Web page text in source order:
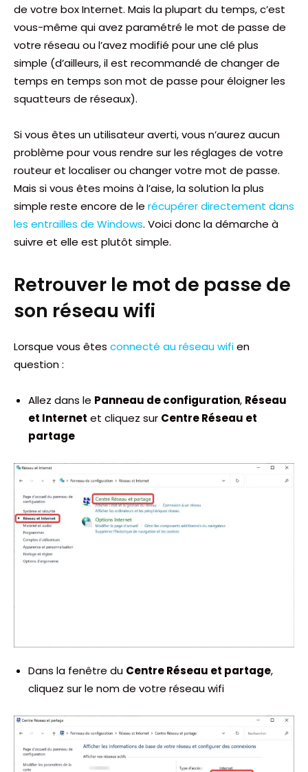
de votre box Internet. Mais la plupart du temps, c’est
vous-même qui avez paramétré le mot de passe de
votre réseau ou l’avez modifié pour une clé plus
simple (d’ailleurs, il est recommandé de changer de
temps en temps son mot de passe pour éloigner les
squatteurs de réseaux).
Si vous êtes un utilisateur averti, vous n’aurez aucun
problème pour vous rendre sur les réglages de votre
routeur et localiser ou changer votre mot de passe.
Mais si vous êtes moins à l’aise, la solution la plus
simple reste encore de le récupérer directement dans
les entrailles de Windows. Voici donc la démarche à
suivre et elle est plutôt simple.
Retrouver le mot de passe de
son réseau wifi
Lorsque vous êtes connecté au réseau wifien
question :
Allez dans le Panneau de configuration, Réseau
et Internet et cliquez sur Centre Réseau et
partage
Dans la fenêtre du Centre Réseau et partage,
cliquez sur le nom de votre réseau wifi